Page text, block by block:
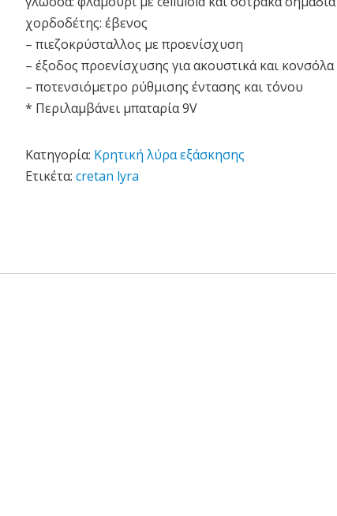
χορδοδέτης: έβενος
– πιεζοκρύσταλλος με προενίσχυση
– έξοδος προενίσχυσης για ακουστικά και κονσόλα
– ποτενσιόμετρο ρύθμισης έντασης και τόνου
* Περιλαμβάνει μπαταρία 9V
Κατηγορία: Κρητική λύρα εξάσκησης
Ετικέτα:cretan lyra